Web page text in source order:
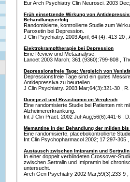
Eur Arch Psychiatry Clin Neurosci. 2003
Früh einsetzende Wirkung von
Behandlungserfolg
Randomisierte, kontrollierte Studie zum
Paroxetin bei Depression.
J Clin Psychiatry. 2003 April; 64 (4): 413-20 ,
Elektrokrampftherapie bei Depression
Eine Review und Metaanalyse.
Lancet 2003 March; 361 (9360):799-808 ,
Depressionsfreie Tage: Vergleich von
Depressionsfreie Tage sind ein gutes
Antidepressiva zu beurteilen.
J Clin Psychiatry. 2003 Mar;64(3):321-30 ,
Donepezil und Rivastigmin im Vergleich
Eine randomisierte Studie bei Patienten mit
Alzheimererkrankung.
Int J Clin Pract. 2002 Jul-Aug;56(6):441-6 ,
Memantine in der Behandlung der milden
Eine randomisierte, placebokontrollierte
Int Clin Psychopharmacol 2002; 17:297-305
Austausch zwischen Imipramin und
In einer doppelt verblindeten Crossover-
zwischen Sertralin und Imipramin bei
untersucht.
Arch Gen Psychiatry 2002 Mar;59(3):233-9 ,